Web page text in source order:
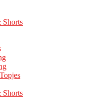
Shorts
Shorts